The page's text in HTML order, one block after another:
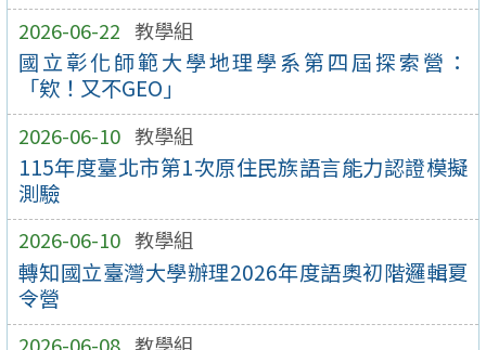
2026-06-22 教學組
國立彰化師範大學地理學系第四屆探索營：
「欸！又不GEO」
2026-06-10 教學組
115年度臺北市第1次原住民族語言能力認證模擬
測驗
2026-06-10 教學組
轉知國立臺灣大學辦理2026年度語奧初階邏輯夏
令營